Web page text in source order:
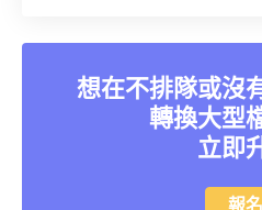
想在不排隊或沒
轉換大型
立即